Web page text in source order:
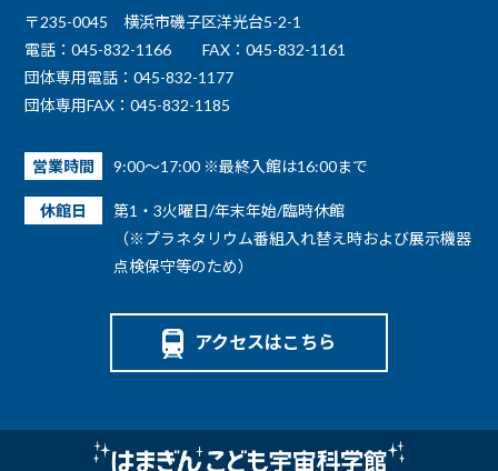
〒235-0045 横浜市磯子区洋光台5-2-1
電話：045-832-1166
FAX：045-832-1161
団体専用電話：045-832-1177
団体専用FAX：045-832-1185
営業時間 9:00～17:00 ※最終入館は16:00まで
休館日
第1・3火曜日/年末年始/臨時休館
（※プラネタリウム番組入れ替え時および展示機器
点検保守等のため）
アクセスはこちら